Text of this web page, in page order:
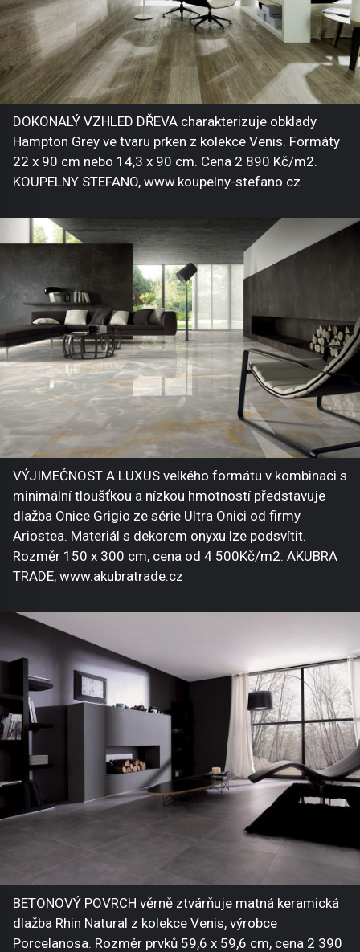
DOKONALÝ VZHLED DŘEVA charakterizuje obklady
Hampton Grey ve tvaru prken z kolekce Venis. Formáty
22 x 90 cm nebo 14,3 x 90 cm. Cena 2 890 Kč/m2.
KOUPELNY STEFANO, www.koupelny-stefano.cz
VÝJIMEČNOST A LUXUS velkého formátu v kombinaci s
minimální tloušťkou a nízkou hmotností představuje
dlažba Onice Grigio ze série Ultra Onici od firmy
Ariostea. Materiál s dekorem onyxu lze podsvítit.
Rozměr 150 x 300 cm, cena od 4 500Kč/m2. AKUBRA
TRADE, www.akubratrade.cz
BETONOVÝ POVRCH věrně ztvárňuje matná keramická
dlažba Rhin Natural z kolekce Venis, výrobce
Porcelanosa. Rozměr prvků 59,6 x 59,6 cm, cena 2 390